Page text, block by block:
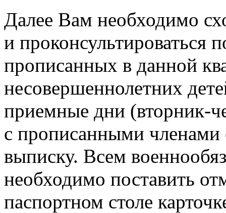
Далее Вам необходимо
и проконсультироваться
прописанных в данной
несовершеннолетних
приемные дни (вторник-
с прописанными членами
выписку. Всем
необходимо поставить
паспортном столе